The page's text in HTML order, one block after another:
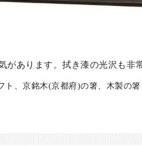
あります。拭き漆の光沢も非
、京銘木(京都府)の箸、木製の